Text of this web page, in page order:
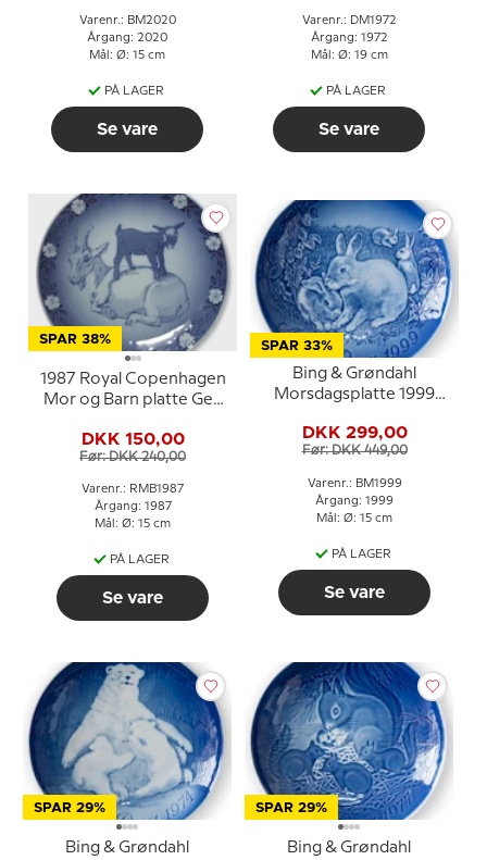
Varenr.: BM2020
Årgang: 2020
Mål: Ø: 15 cm
PÅ LAGER
Se vare
Varenr.: DM1972
Årgang: 1972
Mål: Ø: 19 cm
PÅ LAGER
Se vare
SPAR 38%
1987 Royal Copenhagen
Mor og Barn platte Ged
DKK 150,00
Før: DKK 240,00
Varenr.: RMB1987
Årgang: 1987
Mål: Ø: 15 cm
PÅ LAGER
Se vare
SPAR 33%
Bing & Grøndahl
Morsdagsplatte 1999
DKK 299,00
Før: DKK 449,00
Varenr.: BM1999
Årgang: 1999
Mål: Ø: 15 cm
PÅ LAGER
Se vare
SPAR 29%
Bing & Grøndahl
SPAR 29%
Bing & Grøndahl